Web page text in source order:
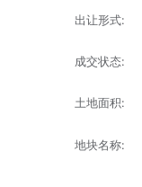
出让形式:
成交状态:
土地面积:
地块名称: